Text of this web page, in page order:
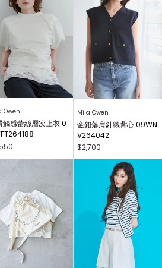
Owen
觸感蕾絲層次上衣 0
Mila Owen
金釦落肩針織背心 09WN
V264042
$2,700